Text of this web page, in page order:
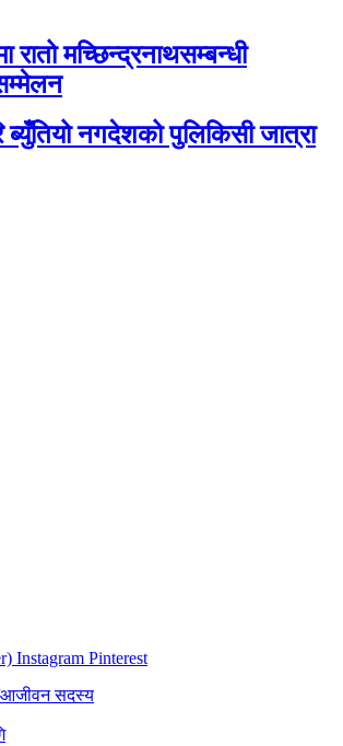
रातो मच्छिन्द्रनाथसम्बन्धी
ब्युँतियो नगदेशको पुलिकिसी जात्रा
Instagram Pinterest
आजीवन सदस्य